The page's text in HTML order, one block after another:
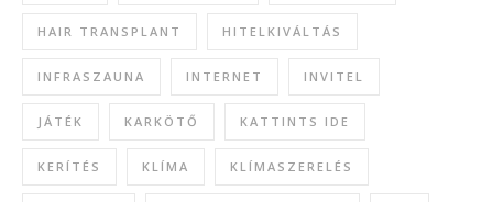
HAIR TRANSPLANT HITELKIVÁLTÁS
INFRASZAUNA INTERNET INVITEL
JÁTÉK KARKÖTŐ KATTINTS IDE
KERÍTÉS KLÍMA KLÍMASZERELÉS